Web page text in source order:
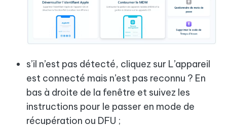
s’il n’est pas détecté, cliquez sur L’appareil
est connecté mais n’est pas reconnu ? En
bas à droite de la fenêtre et suivez les
instructions pour le passer en mode de
récupération ou DFU ;